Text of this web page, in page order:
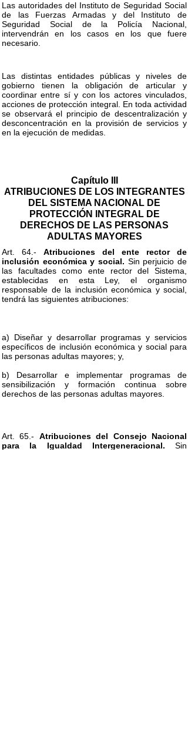
Las autoridades del Instituto de Seguridad Social
de las Fuerzas Armadas y del Instituto de
Seguridad Social de la Policía Nacional,
intervendrán en los casos en los que fuere
necesario.
Las distintas entidades públicas y niveles de
gobierno tienen la obligación de articular y
coordinar entre sí y con los actores vinculados,
acciones de protección integral. En toda actividad
se observará el principio de descentralización y
desconcentración en la provisión de servicios y
en la ejecución de medidas.
Capítulo III
ATRIBUCIONES DE LOS INTEGRANTES
DEL SISTEMA NACIONAL DE
PROTECCIÓN INTEGRAL DE
DERECHOS DE LAS PERSONAS
ADULTAS MAYORES
Art. 64.- Atribuciones del ente rector de
inclusión económica y social. Sin perjuicio de
las facultades como ente rector del Sistema,
establecidas en esta Ley, el organismo
responsable de la inclusión económica y social,
tendrá las siguientes atribuciones:
a) Diseñar y desarrollar programas y servicios
específicos de inclusión económica y social para
las personas adultas mayores; y,
b) Desarrollar e implementar programas de
sensibilización y formación continua sobre
derechos de las personas adultas mayores.
Art. 65.- Atribuciones del Consejo Nacional
para la Igualdad Intergeneracional. Sin